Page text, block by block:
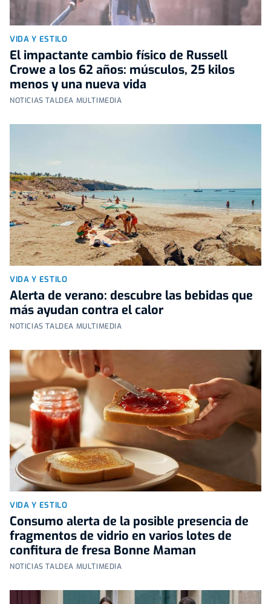
VIDA Y ESTILO
El impactante cambio físico de Russell
Crowe a los 62 años: músculos, 25 kilos
menos y una nueva vida
NOTICIAS TALDEA MULTIMEDIA
VIDA Y ESTILO
Alerta de verano: descubre las bebidas que
más ayudan contra el calor
NOTICIAS TALDEA MULTIMEDIA
VIDA Y ESTILO
Consumo alerta de la posible presencia de
fragmentos de vidrio en varios lotes de
confitura de fresa Bonne Maman
NOTICIAS TALDEA MULTIMEDIA